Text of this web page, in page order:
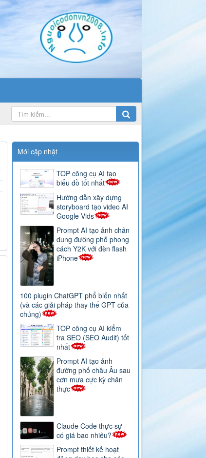
Mới cập nhật
TOP công cụ AI tạo
biểu đồ tốt nhất
Hướng dẫn xây dựng
storyboard tạo video AI
Google Vids
Prompt AI tạo ảnh chân
dung đường phố phong
cách Y2K với đèn flash
iPhone
100 plugin ChatGPT phổ biến nhất
(và các giải pháp thay thế GPT của
chúng)
TOP công cụ AI kiểm
tra SEO (SEO Audit) tốt
nhất
Prompt AI tạo ảnh
đường phố châu Âu sau
cơn mưa cực kỳ chân
thực
Claude Code thực sự
có giá bao nhiêu?
Prompt thiết kế hoạt